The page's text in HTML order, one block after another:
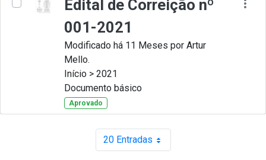
Edital de Correição nº
001-2021
Modificado há 11 Meses por Artur
Mello.
Início > 2021
Documento básico
Aprovado
20 EntradasPor página